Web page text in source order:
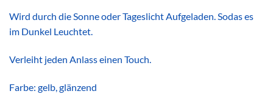
Wird durch die Sonne oder Tageslicht Aufgeladen. Sodas es
im Dunkel Leuchtet.
Verleiht jeden Anlass einen Touch.
Farbe: gelb, glänzend